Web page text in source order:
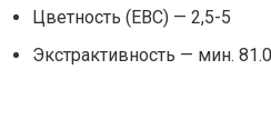
Цветность (ЕВС) — 2,5-5
Экстрактивность — мин.